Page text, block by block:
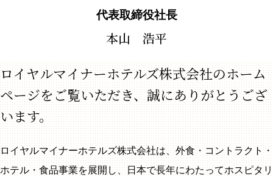
代表取締役社長
本山 浩平
ロイヤルマイナーホテルズ株式会社のホーム
ページをご覧いただき、誠にありがとうござ
います。
ロイヤルマイナーホテルズ株式会社は、外食・コントラクト・
ホテル・食品事業を展開し、日本で長年にわたってホスピタリ